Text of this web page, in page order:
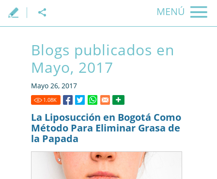
. MENÚ
Blogs publicados en
Mayo, 2017
Mayo 26, 2017
1.08K
La Liposucción en Bogotá Como
Método Para Eliminar Grasa de
la Papada